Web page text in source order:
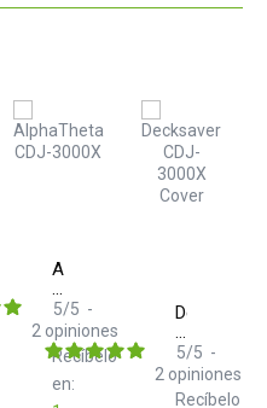
AlphaTheta
CDJ-
3000X
Recíbelo
en:
5/5 -
2 opiniones
Decksaver
CDJ-
3000X
Cover
Recíbelo
5/5 -
2 opiniones